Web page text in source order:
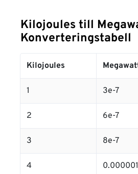
Kilojoules till
Konverteringstabell
Kilojoules
1 3e-7
2 6e-7
3 8e-7
4